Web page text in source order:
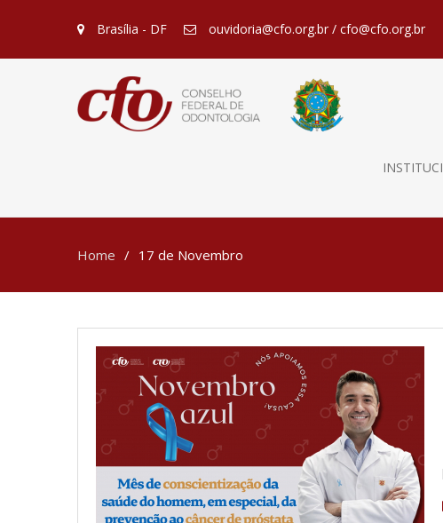
Brasília - DF ouvidoria@cfo.org.br / cfo@cfo.org.br
Home 17 de Novembro